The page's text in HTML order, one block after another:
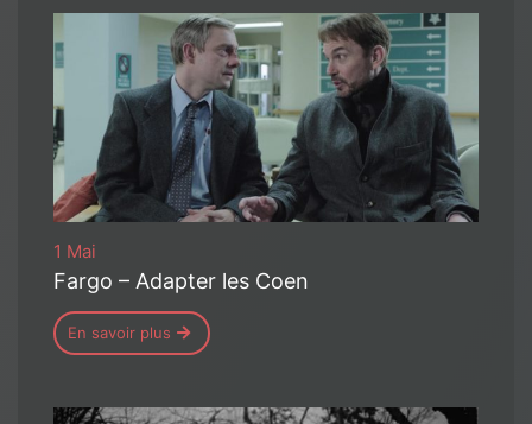
1 Mai
Fargo – Adapter les Coen
En savoir plus